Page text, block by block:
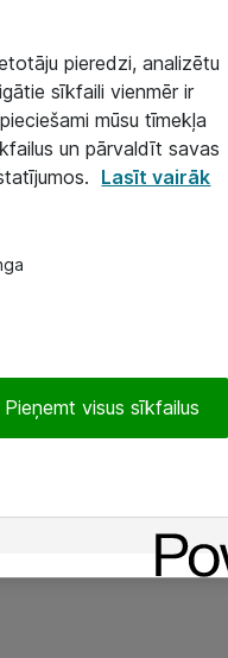
pieredzi, analizētu
sīkfaili vienmēr ir
mūsu tīmekļa
un pārvaldīt savas
Lasīt vairāk
Pieņemt visus sīkfailus